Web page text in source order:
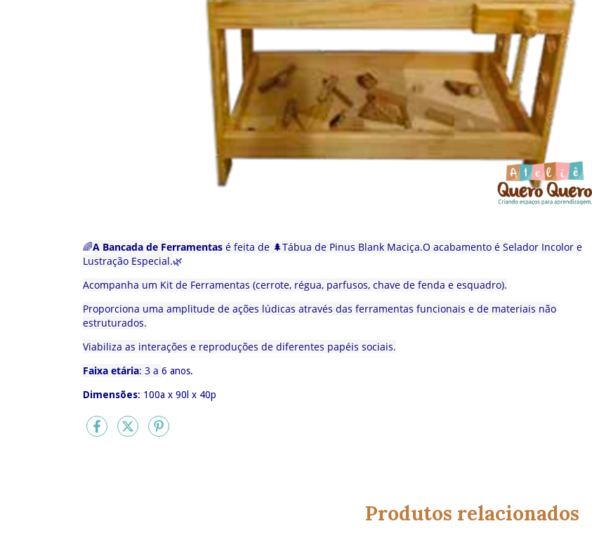
🌈A Bancada de Ferramentas é feita de 🌲Tábua de Pinus Blank Maciça.O acabamento é Selador Incolor e
Lustração Especial.🌿
Acompanha um Kit de Ferramentas (cerrote, régua, parfusos, chave de fenda e esquadro).
Proporciona uma amplitude de ações lúdicas através das ferramentas funcionais e de materiais não
estruturados.
Viabiliza as interações e reproduções de diferentes papéis sociais.
Faixa etária: 3 a 6 anos.
Dimensões: 100a x 90l x 40p
Produtos relacionados